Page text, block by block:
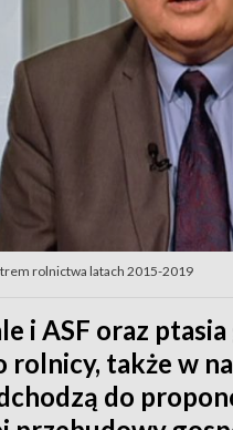
rolnictwa latach 2015-2019
i ASF oraz
rolnicy, także w
do